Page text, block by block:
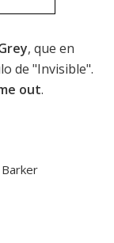
, que en
de "Invisible".
out.